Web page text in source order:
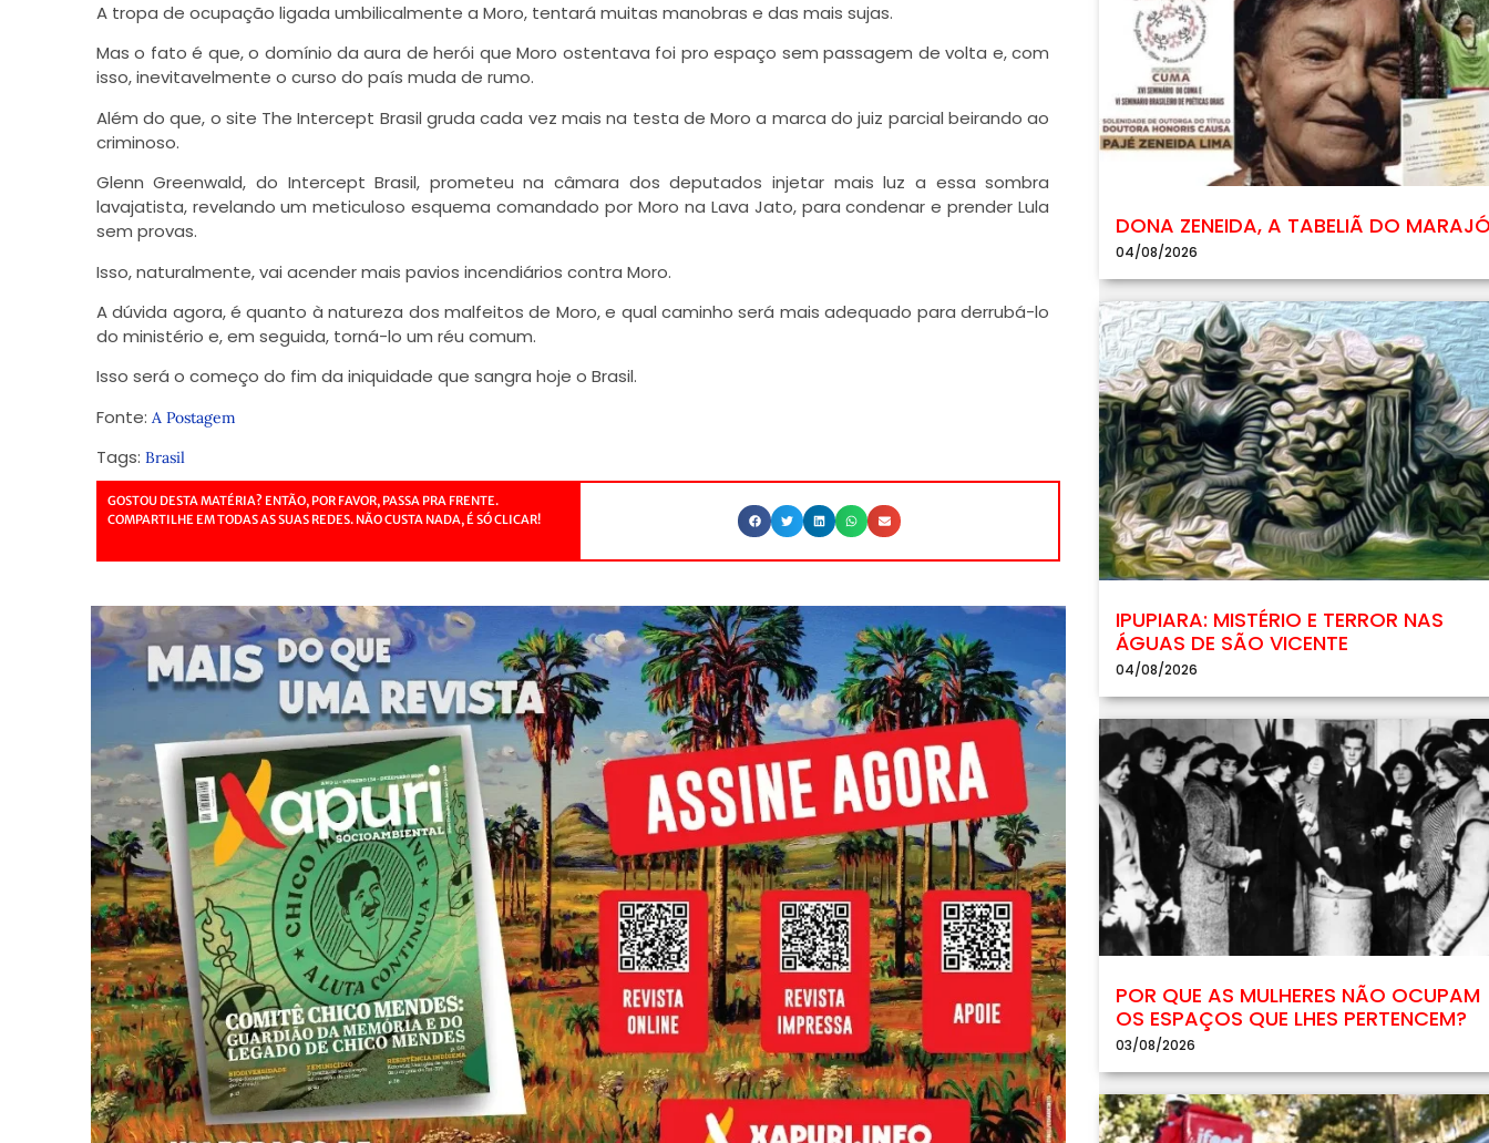
A tropa de ocupação ligada umbilicalmente a Moro, tentará muitas manobras e das mais sujas.
Mas o fato é que, o domínio da aura de herói que Moro ostentava foi pro espaço sem passagem de volta e, com
isso, inevitavelmente o curso do país muda de rumo.
Além do que, o site The Intercept Brasil gruda cada vez mais na testa de Moro a marca do juiz parcial beirando ao
criminoso.
Glenn Greenwald, do Intercept Brasil, prometeu na câmara dos deputados injetar mais luz a essa sombra
lavajatista, revelando um meticuloso esquema comandado por Moro na Lava Jato, para condenar e prender Lula
sem provas.
Isso, naturalmente, vai acender mais pavios incendiários contra Moro.
A dúvida agora, é quanto à natureza dos malfeitos de Moro, e qual caminho será mais adequado para derrubá-lo
do ministério e, em seguida, torná-lo um réu comum.
Isso será o começo do fim da iniquidade que sangra hoje o Brasil.
Fonte: A Postagem
Tags: Brasil
GOSTOU DESTA MATÉRIA? ENTÃO, POR FAVOR, PASSA PRA FRENTE.
COMPARTILHE EM TODAS AS SUAS REDES. NÃO CUSTA NADA, É SÓ CLICAR!
DONA ZENEIDA, A TABELIÃ DO
04/08/2026
IPUPIARA: MISTÉRIO E TERROR NAS
ÁGUAS DE SÃO VICENTE
04/08/2026
POR QUE AS MULHERES NÃO OCUPAM
OS ESPAÇOS QUE LHES PERTENCEM?
03/08/2026